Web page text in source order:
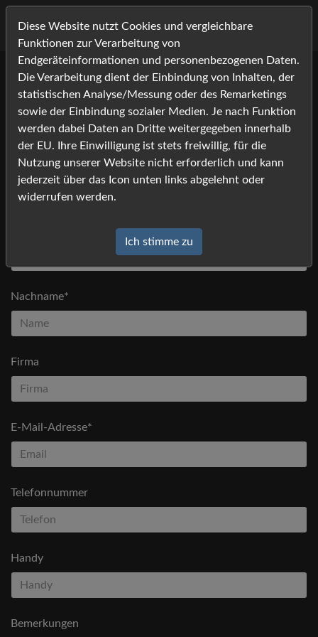
Bitte tragen Sie Ihre Kontaktdaten ein, und klicken Sie auf
[absenden].
*) Felder mit einem Stern dürfen nicht leer bleiben
Anfrage
Anrede
Nachname*
Firma
E-Mail-Adresse*
Telefonnummer
Handy
Bemerkungen
Diese Website nutzt Cookies und vergleichbare
Funktionen zur Verarbeitung von
Endgeräteinformationen und personenbezogenen Daten.
Die Verarbeitung dient der Einbindung von Inhalten, der
statistischen Analyse/Messung oder des Remarketings
sowie der Einbindung sozialer Medien. Je nach Funktion
werden dabei Daten an Dritte weitergegeben innerhalb
der EU. Ihre Einwilligung ist stets freiwillig, für die
Nutzung unserer Website nicht erforderlich und kann
jederzeit über das Icon unten links abgelehnt oder
widerrufen werden.
Ich stimme zu